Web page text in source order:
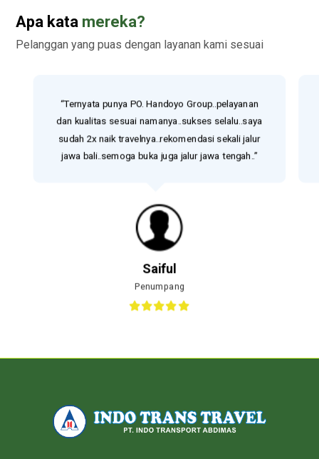
Apa kata mereka?
Pelanggan yang puas dengan layanan kami sesuai
“Ternyata punya PO. Handoyo Group..pelayanan
dan kualitas sesuai namanya..sukses selalu..saya
sudah 2x naik travelnya..rekomendasi sekali jalur
jawa bali..semoga buka juga jalur jawa tengah..”
Saiful
Penumpang